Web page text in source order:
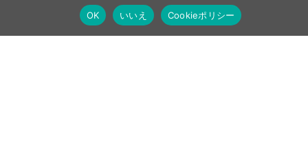
OK
いいえ Cookieポリシー